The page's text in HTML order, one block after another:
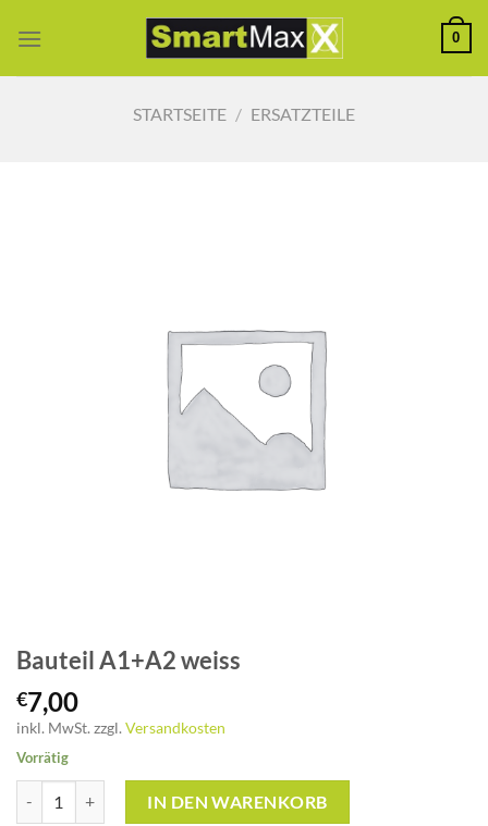
Inhalt
0
STARTSEITE / ERSATZTEILE
Bauteil A1+A2 weiss
€7,00
inkl. MwSt. zzgl. Versandkosten
Vorrätig
IN DEN WARENKORB